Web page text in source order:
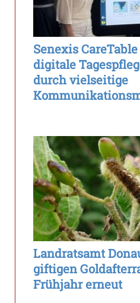
Senexis
digitale
durch vielseitige
Landratsamt
giftigen
Frühjahr erneut